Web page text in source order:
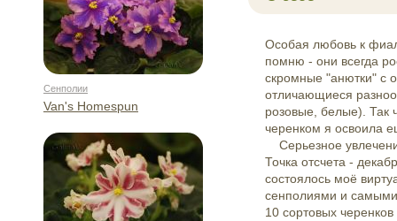
Особая любовь к
помню - они всегда
скромные "анютки" с
отличающиеся
розовые, белые). Так
черенком я освоила
Серьезное
Точка отсчета -
состоялось моё
сенполиями и
10 сортовых
Сенполии
Van's Homespun